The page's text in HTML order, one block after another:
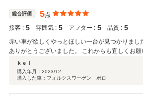
総合評価 5点
接客 : 5 雰囲気 : 5 アフター : 5 品質 : 5
赤い車が欲しくやっとほしい一台が見つかりまし
ありがとうございました。 これからも宜しくお願
ｋｅｉ
購入年月： 2023/12
購入した車：フォルクスワーゲン ポロ